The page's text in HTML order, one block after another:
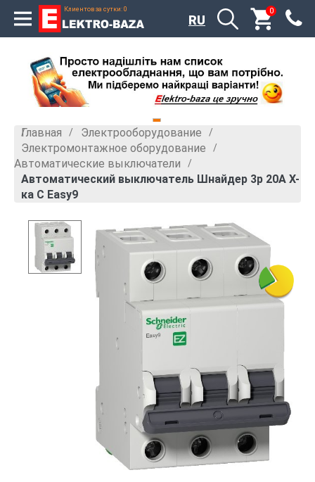
Клиентов за сутки: 0 0
RU
Главная » Электрооборудование »
Электромонтажное оборудование »
Автоматические выключатели »
Автоматический выключатель Шнайдер 3р 20А Х-
ка С Easy9